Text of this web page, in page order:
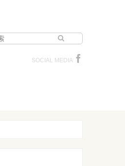
SOCIAL MEDIA